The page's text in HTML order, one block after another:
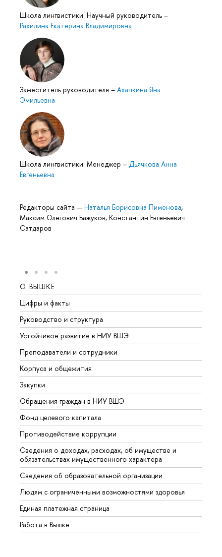
Школа лингвистики: Научный руководитель –
Рахилина Екатерина Владимировна
Заместитель руководителя – Ахапкина Яна
Эмильевна
Школа лингвистики: Менеджер – Дьячкова Анна
Евгеньевна
Редакторы сайта —Наталья Борисовна Пименова,
Максим Олегович Бажуков, Константин Евгеньевич
Сатдаров
О ВЫШКЕ
Цифры и факты
Руководство и структура
Устойчивое развитие в НИУ ВШЭ
Преподаватели и сотрудники
Корпуса и общежития
Закупки
Обращения граждан в НИУ ВШЭ
Фонд целевого капитала
Противодействие коррупции
Сведения о доходах, расходах, об имуществе и
обязательствах имущественного характера
Сведения об образовательной организации
Людям с ограниченными возможностями здоровья
Единая платежная страница
Работа в Вышке